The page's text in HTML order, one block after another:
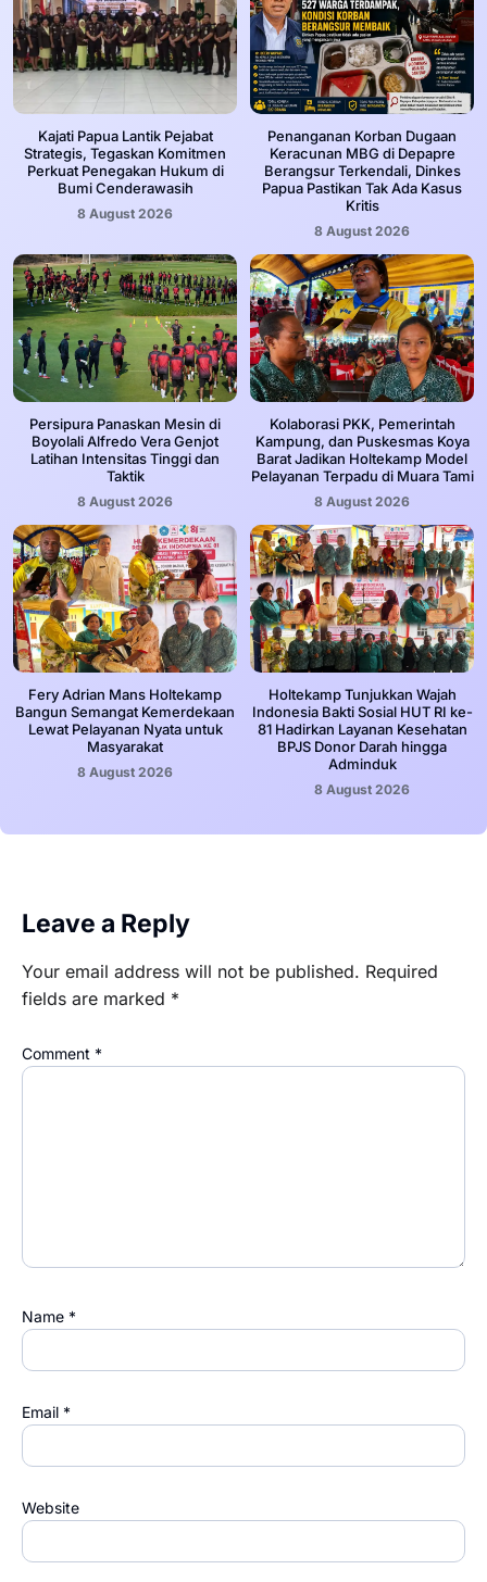
Kajati Papua Lantik Pejabat
Strategis, Tegaskan Komitmen
Perkuat Penegakan Hukum di
Bumi Cenderawasih
8 August 2026
Penanganan Korban Dugaan
Keracunan MBG di Depapre
Berangsur Terkendali, Dinkes
Papua Pastikan Tak Ada Kasus
Kritis
8 August 2026
Persipura Panaskan Mesin di
Boyolali Alfredo Vera Genjot
Latihan Intensitas Tinggi dan
Taktik
8 August 2026
Kolaborasi PKK, Pemerintah
Kampung, dan Puskesmas Koya
Barat Jadikan Holtekamp Model
Pelayanan Terpadu di Muara Tami
8 August 2026
Fery Adrian Mans Holtekamp
Bangun Semangat Kemerdekaan
Lewat Pelayanan Nyata untuk
Masyarakat
8 August 2026
Holtekamp Tunjukkan Wajah
Indonesia Bakti Sosial HUT RI ke-
81 Hadirkan Layanan Kesehatan
BPJS Donor Darah hingga
Adminduk
8 August 2026
Leave a Reply
Your email address will not be published. Required
fields are marked *
Comment *
Name *
Email *
Website